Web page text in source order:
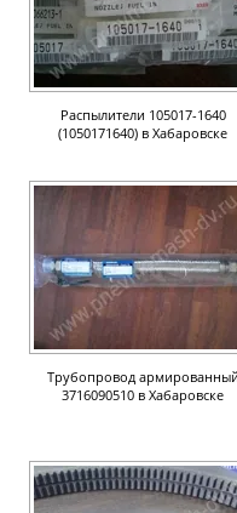
Распылители 105017-1640
(1050171640) в Хабаровске
Трубопровод армированный
3716090510 в Хабаровске